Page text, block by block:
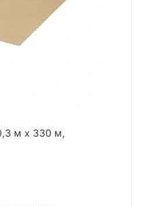
м х 330 м,